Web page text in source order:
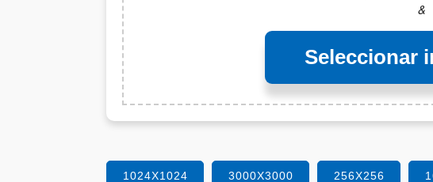
&
Seleccionar
1024X1024 3000X3000 256X256